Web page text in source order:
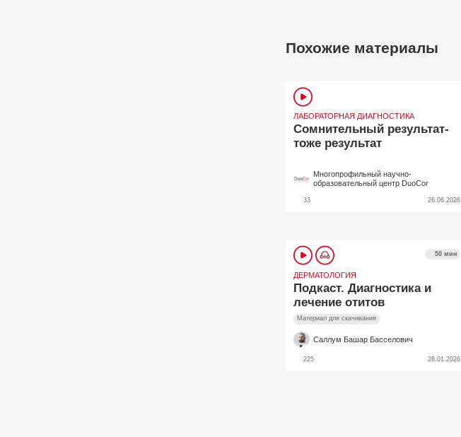
Похожие материалы
ЛАБОРАТОРНАЯ ДИАГНОСТИКА
Сомнительный результат-
тоже результат
Многопрофильный научно-
образовательный центр DuoCor
33 26.06.2026
ДЕРМАТОЛОГИЯ
50 мин
Подкаст. Диагностика и
лечение отитов
Материал для скачивания
Саллум Башар Басселович
225 28.01.2026